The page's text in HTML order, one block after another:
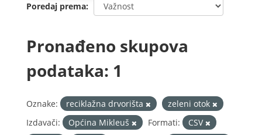
Poredaj prema
Pronađeno skupova
podataka: 1
Oznake: reciklažna drvorišta
zeleni otok
Izdavači:
Općina Mikleuš Formati:
CSV